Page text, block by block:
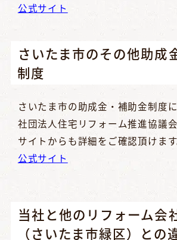
公式サイト
さいたま市のその他助成
制度
さいたま市の助成金・補助金制度
社団法人住宅リフォーム推進協議
サイトからも詳細をご確認頂けます
公式サイト
当社と他のリフォーム会
（さいたま市緑区）との